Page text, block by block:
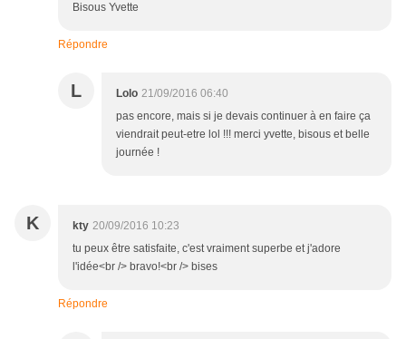
Bisous Yvette
Répondre
L Lolo 21/09/2016 06:40
pas encore, mais si je devais continuer à en faire ça
viendrait peut-etre lol !!! merci yvette, bisous et belle
journée !
K kty 20/09/2016 10:23
tu peux être satisfaite, c'est vraiment superbe et j'adore
l'idée<br /> bravo!<br /> bises
Répondre